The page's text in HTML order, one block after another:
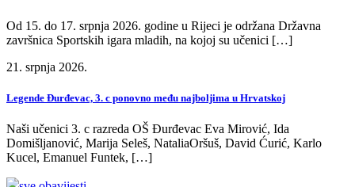
Od 15. do 17. srpnja 2026. godine u Rijeci je održana Državna
završnica Sportskih igara mladih, na kojoj su učenici […]
21. srpnja 2026.
Legende Đurđevac, 3. c ponovno među najboljima u Hrvatskoj
Naši učenici 3. c razreda OŠ Đurđevac Eva Mirović, Ida
Domišljanović, Marija Seleš, NataliaOršuš, David Ćurić, Karlo
Kucel, Emanuel Funtek, […]